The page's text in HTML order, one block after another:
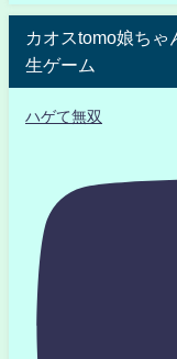
カオスtomo娘ちゃ
生ゲーム
ハゲて無双